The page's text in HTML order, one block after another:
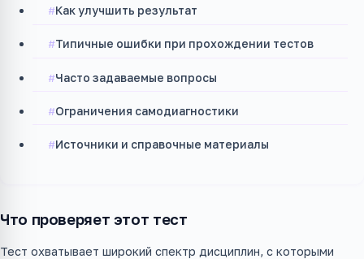
Как улучшить результат
Типичные ошибки при прохождении тестов
Часто задаваемые вопросы
Ограничения самодиагностики
Источники и справочные материалы
Что проверяет этот тест
Тест охватывает широкий спектр дисциплин, с которыми